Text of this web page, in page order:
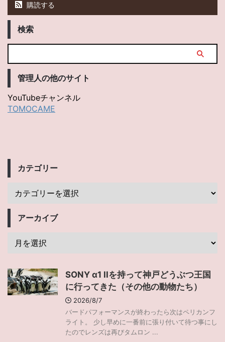
購読する
検索
管理人の他のサイト
YouTubeチャンネル
TOMOCAME
カテゴリー
アーカイブ
SONY α1 IIを持って神戸どうぶつ王国
に行ってきた（その他の動物たち）
2026/8/7
バードパフォーマンスが終わったら次はペリカンフ
ライト。 少し早めに一番前に張り付いて待つ事にし
たのでレンズは再びタムロン ...